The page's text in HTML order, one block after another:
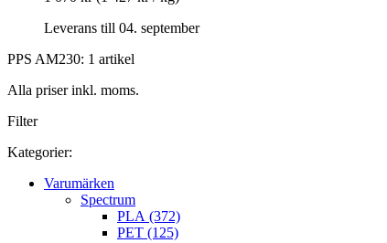
Leverans till 04. september
PPS AM230: 1 artikel
Alla priser inkl. moms.
Filter
Kategorier:
Varumärken
Spectrum
PLA (372)
PET (125)